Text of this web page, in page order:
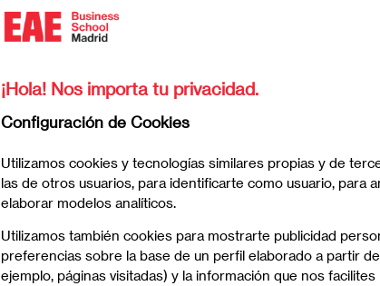
¡Hola! Nos importa tu privacidad.
Configuración de Cookies
Utilizamos cookies y tecnologías similares propias y de
las de otros usuarios, para identificarte como usuario, para
elaborar modelos analíticos.
Utilizamos también cookies para mostrarte publicidad
preferencias sobre la base de un perfil elaborado a partir
ejemplo, páginas visitadas) y la información que nos